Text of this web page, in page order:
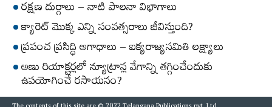
రక్షణ దుర్గాలు – నాటి పాలనా విభాగాలు
క్యారెట్‌ మొక్క ఎన్ని సంవత్సరాలు జీవిస్తుంది?
ప్రపంచ ప్రసిద్ధి అగాధాలు – ఐక్యరాజ్యసమితి లక్ష్యాలు
అణు రియాక్టర్లలో న్యూట్రాన్ల వేగాన్ని తగ్గించేందుకు
ఉపయోగించే రసాయనం?